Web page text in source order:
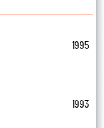
1995
1993